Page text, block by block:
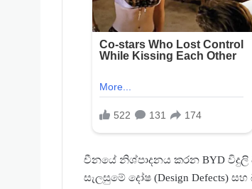
චීනයේ නිශ්පාදනය කරන BYD විදුලි
සැලසුමේ දෝෂ (Design Defects)